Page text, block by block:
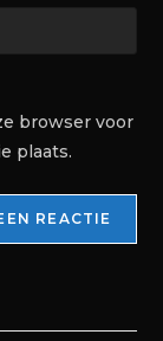
browser voor
plaats.